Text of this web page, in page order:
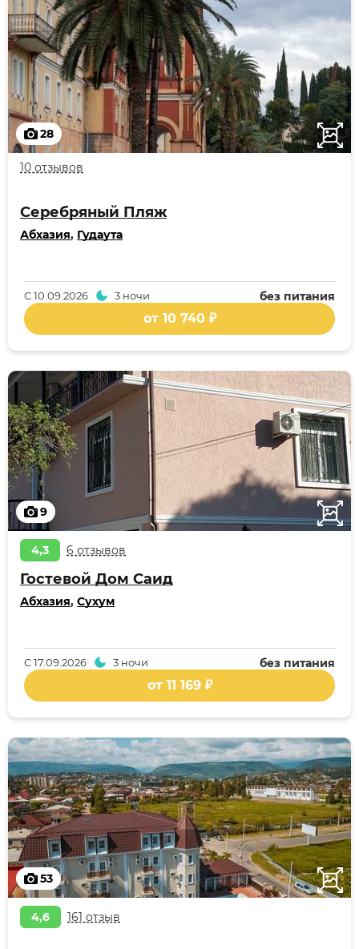
28
10 отзывов
Серебряный Пляж
Абхазия, Гудаута
без питания
С10.09.2026 3 ночи
от 10 740 ₽
9
4,3 6 отзывов
Гостевой Дом Саид
Абхазия, Сухум
без питания
С17.09.2026 3 ночи
от 11 169 ₽
53
4,6 161 отзыв